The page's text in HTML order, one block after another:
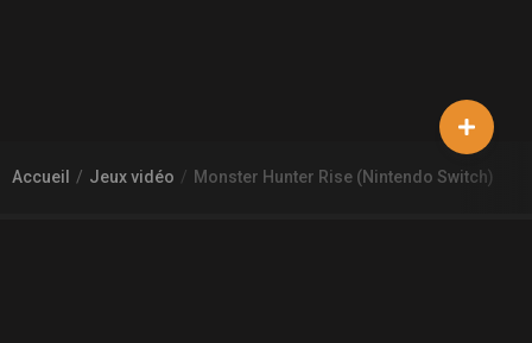
Accueil Jeux vidéo Monster Hunter Rise (Nintendo Switch)